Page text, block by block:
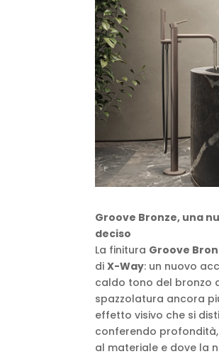
Groove Bronze, una
deciso
La finitura Groove
diX-Way: un nuovo
caldo tono del bronzo
spazzolatura ancora
effetto visivo che si
conferendo
al materiale e dove la